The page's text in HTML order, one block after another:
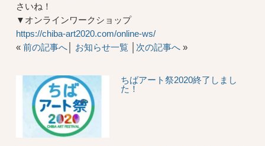
さいね！
▼オンラインワークショップ
https://chiba-art2020.com/online-ws/
« 前の記事へ│ お知らせ一覧│ 次の記事へ»
ちばアート祭2020終了しまし
た！